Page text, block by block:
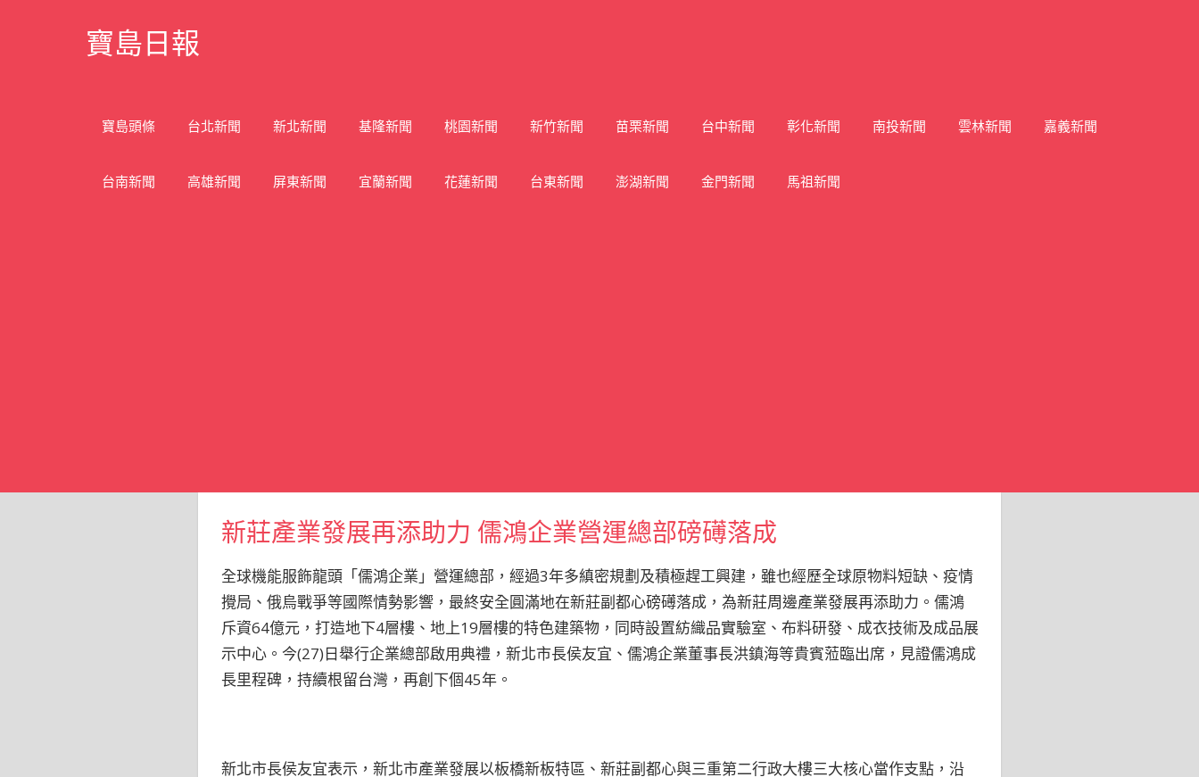
寶島日報
寶島頭條 台北新聞 新北新聞 基隆新聞 桃園新聞 新竹新聞 苗栗新聞 台中新聞 彰化新聞 南投新聞 雲林新聞 嘉義新聞
台南新聞 高雄新聞 屏東新聞 宜蘭新聞 花蓮新聞 台東新聞 澎湖新聞 金門新聞 馬祖新聞
新莊產業發展再添助力 儒鴻企業營運總部磅礡落成
全球機能服飾龍頭「儒鴻企業」營運總部，經過3年多縝密規劃及積極趕工興建，雖也經歷全球原物料短缺、疫情
攪局、俄烏戰爭等國際情勢影響，最終安全圓滿地在新莊副都心磅礡落成，為新莊周邊產業發展再添助力。儒鴻
斥資64億元，打造地下4層樓、地上19層樓的特色建築物，同時設置紡織品實驗室、布料研發、成衣技術及成品展
示中心。今(27)日舉行企業總部啟用典禮，新北市長侯友宜、儒鴻企業董事長洪鎮海等貴賓蒞臨出席，見證儒鴻成
長里程碑，持續根留台灣，再創下個45年。
新北市長侯友宜表示，新北市產業發展以板橋新板特區、新莊副都心與三重第二行政大樓三大核心當作支點，沿